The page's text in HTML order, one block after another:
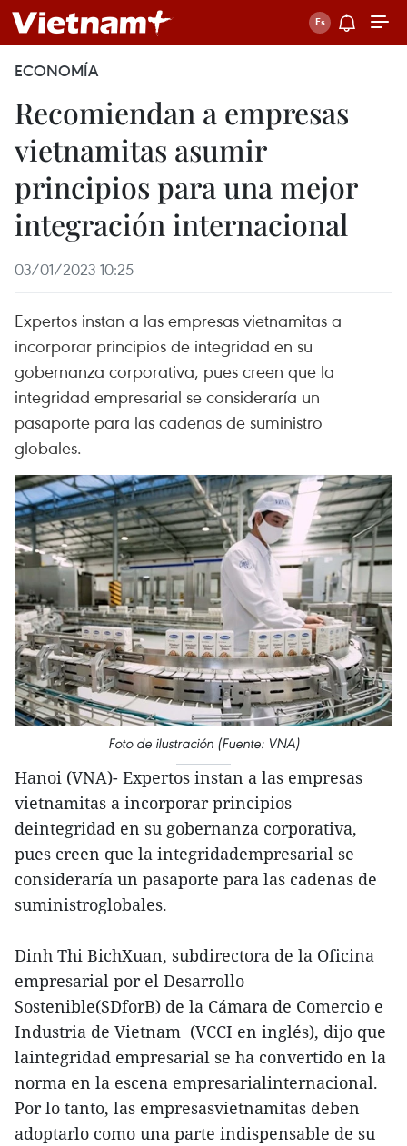
ECONOMÍA
Recomiendan a empresas
vietnamitas asumir
principios para una mejor
integración internacional
03/01/2023 10:25
Expertos instan a las empresas vietnamitas a
incorporar principios de integridad en su
gobernanza corporativa, pues creen que la
integridad empresarial se consideraría un
pasaporte para las cadenas de suministro
globales.
Foto de ilustración (Fuente: VNA)
Hanoi (VNA)- Expertos instan a las empresas
vietnamitas a incorporar principios
deintegridad en su gobernanza corporativa,
pues creen que la integridadempresarial se
consideraría un pasaporte para las cadenas de
suministroglobales.
Dinh Thi BichXuan, subdirectora de la Oficina
empresarial por el Desarrollo
Sostenible(SDforB) de la Cámara de Comercio e
Industria de Vietnam (VCCI en inglés), dijo que
laintegridad empresarial se ha convertido en la
norma en la escena empresarialinternacional.
Por lo tanto, las empresasvietnamitas deben
adoptarlo como una parte indispensable de su